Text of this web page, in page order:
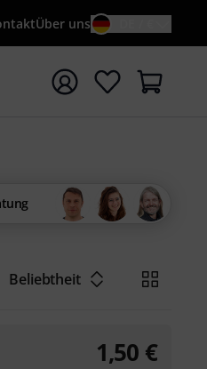
Über uns
starten
Beliebtheit
1,50 €